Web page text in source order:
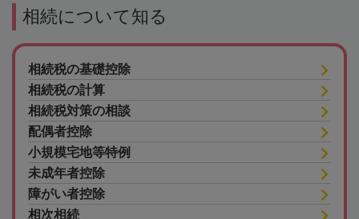
相続について知る
相続税の基礎控除
相続税の計算
相続税対策の相談
配偶者控除
小規模宅地等特例
未成年者控除
障がい者控除
相次相続